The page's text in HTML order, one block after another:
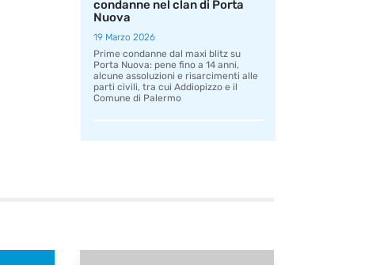
condanne nel clan di Porta
Nuova
19 Marzo 2026
Prime condanne dal maxi blitz su
Porta Nuova: pene fino a 14 anni,
alcune assoluzioni e risarcimenti alle
parti civili, tra cui Addiopizzo e il
Comune di Palermo